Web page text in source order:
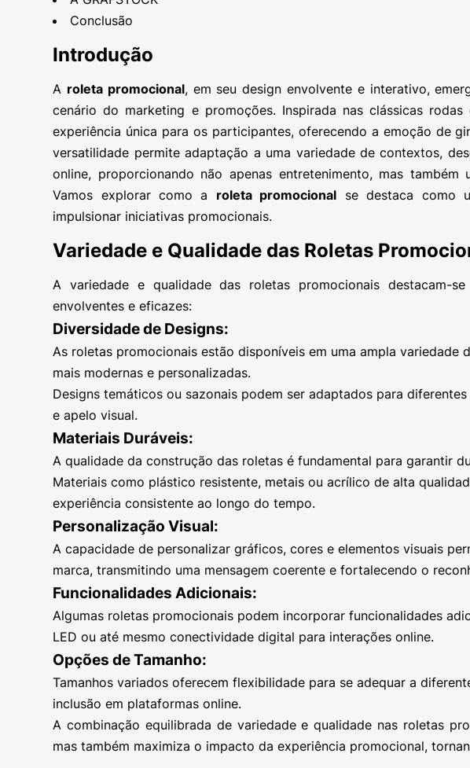
Conclusão
Introdução
A roleta promocional, em seu design envolvente e interativo,
cenário do marketing e promoções. Inspirada nas clássicas
experiência única para os participantes, oferecendo a emoção de
versatilidade permite adaptação a uma variedade de contextos,
online, proporcionando não apenas entretenimento, mas
Vamos explorar como a roleta promocional se destaca como
impulsionar iniciativas promocionais.
Variedade e Qualidade das Roletas
A variedade e qualidade das roletas promocionais destacam-
envolventes e eficazes:
Diversidade de Designs:
As roletas promocionais estão disponíveis em uma ampla variedade
mais modernas e personalizadas.
Designs temáticos ou sazonais podem ser adaptados para
e apelo visual.
Materiais Duráveis:
A qualidade da construção das roletas é fundamental para garantir
Materiais como plástico resistente, metais ou acrílico de alta
experiência consistente ao longo do tempo.
Personalização Visual:
A capacidade de personalizar gráficos, cores e elementos visuais
marca, transmitindo uma mensagem coerente e fortalecendo o
Funcionalidades Adicionais:
Algumas roletas promocionais podem incorporar funcionalidades
LED ou até mesmo conectividade digital para interações online.
Opções de Tamanho:
Tamanhos variados oferecem flexibilidade para se adequar a
inclusão em plataformas online.
A combinação equilibrada de variedade e qualidade nas roletas
mas também maximiza o impacto da experiência promocional,